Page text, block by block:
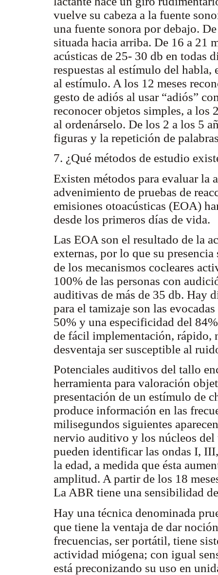
vuelve su cabeza a la fuente
una fuente sonora por debajo.
situada hacia arriba. De 16 a 21
acústicas de 25- 30 db en todas
respuestas al estímulo del
al estímulo. A los 12 meses
gesto de adiós al usar “adiós”
reconocer objetos simples, a los
al ordenárselo. De los 2 a los 5
figuras y la repetición de
7. ¿Qué métodos de estudio
Existen métodos para evaluar la
advenimiento de pruebas de
emisiones otoacústicas (EOA)
desde los primeros días de vida.
Las EOA son el resultado de la
externas, por lo que su
de los mecanismos cocleares
100% de las personas con
auditivas de más de 35 db. Hay
para el tamizaje son las
50% y una especificidad del
de fácil implementación, rápido,
desventaja ser susceptible al
Potenciales auditivos del tallo
herramienta para valoración
presentación de un estímulo de
produce información en las
milisegundos siguientes
nervio auditivo y los núcleos del
pueden identificar las ondas I,
la edad, a medida que ésta
amplitud. A partir de los 18
La ABR tiene una sensibilidad
Hay una técnica denominada
que tiene la ventaja de dar
frecuencias, ser portátil, tiene
actividad miógena; con igual
está preconizando su uso en